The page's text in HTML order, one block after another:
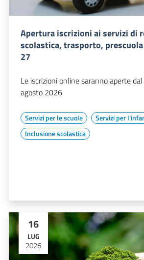
Apertura iscrizioni ai servizi di
scolastica, trasporto,
27
Le iscrizioni online saranno aperte
agosto 2026
Servizi per le scuole
Servizi per
Inclusione scolastica
16
LUG
2026